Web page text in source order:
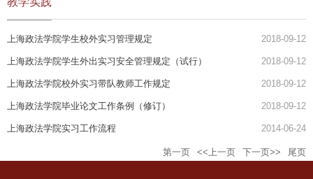
上海政法学院学生校外实习管理规定 2018-09-12
上海政法学院学生外出实习安全管理规定（试行） 2018-09-12
上海政法学院校外实习带队教师工作规定 2018-09-12
上海政法学院毕业论文工作条例（修订） 2018-09-12
上海政法学院实习工作流程 2014-06-24
第一页 <<上一页 下一页>> 尾页